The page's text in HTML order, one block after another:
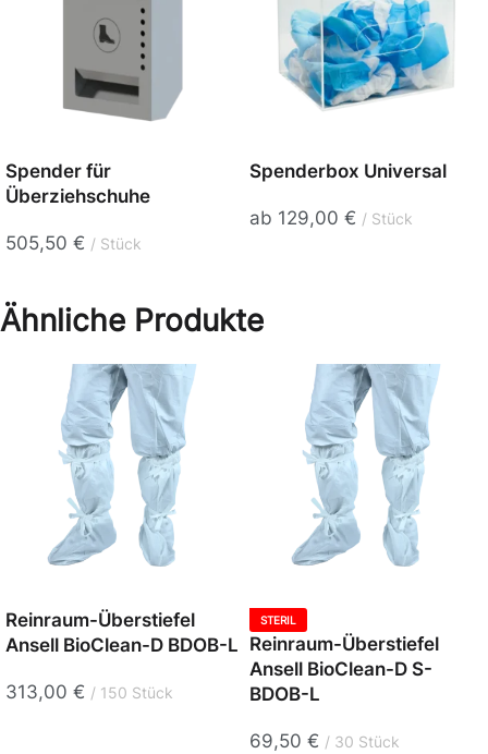
Spender für
Überziehschuhe
505,50 € Stück
Spenderbox Universal
ab 129,00 € Stück
Ähnliche Produkte
Reinraum-Überstiefel
Ansell BioClean-D BDOB-L
313,00 € 150 Stück
STERIL
Reinraum-Überstiefel
Ansell BioClean-D S-
BDOB-L
69,50 € 30 Stück